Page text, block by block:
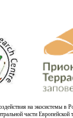
на экосистемы в
части Европейской